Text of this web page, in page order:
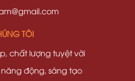
TÔI
chất lượng tuyệt vời
động, sáng tạo